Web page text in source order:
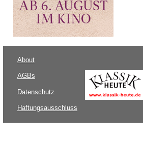
About
AGBs
Datenschutz
Haftungsausschluss